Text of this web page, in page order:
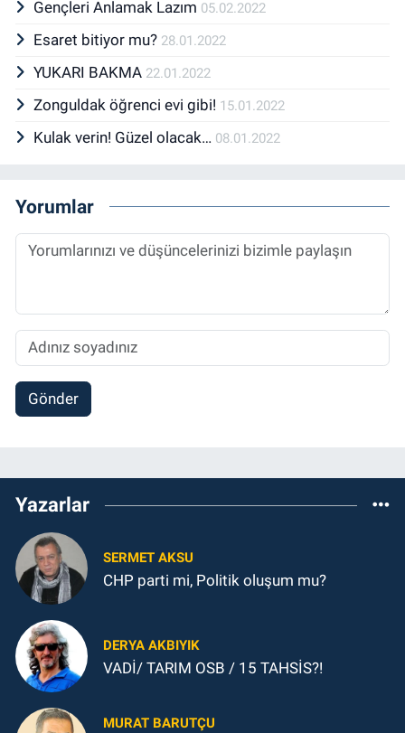
Gençleri Anlamak Lazım 05.02.2022
Esaret bitiyor mu? 28.01.2022
YUKARI BAKMA 22.01.2022
Zonguldak öğrenci evi gibi! 15.01.2022
Kulak verin! Güzel olacak… 08.01.2022
Yorumlar
Gönder
Yazarlar
SERMET AKSU
CHP parti mi, Politik oluşum mu?
DERYA AKBIYIK
VADİ/ TARIM OSB / 15 TAHSİS?!
MURAT BARUTÇU